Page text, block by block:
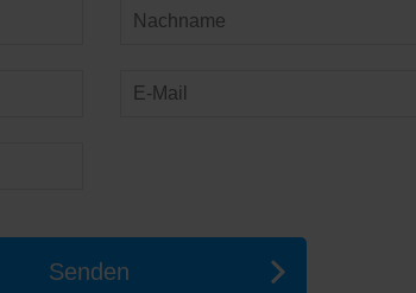
Senden